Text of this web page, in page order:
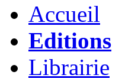
Accueil
Editions
Librairie